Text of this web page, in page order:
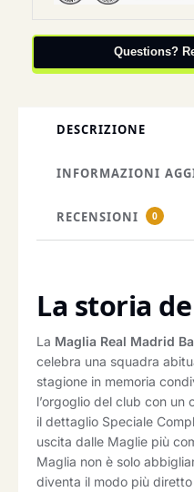
Questions?
DESCRIZIONE
INFORMAZIONI
RECENSIONI 0
La storia
La Maglia Real Madrid
celebra una squadra
stagione in memoria
l’orgoglio del club con un
il dettaglio Speciale
uscita dalle Maglie più
Maglia non è solo
diventa il modo più